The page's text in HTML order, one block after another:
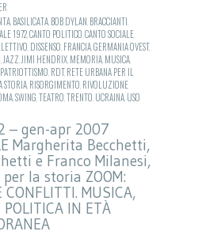
,BASILICATA,BOB DYLAN,BRACCIANTI,
1972,CANTO POLITICO,CANTO SOCIALE,
,DISSENSO,FRANCIA,GERMANIA OVEST,
,JAZZ,JIMI HENDRIX,MEMORIA,MUSICA,
PATRIOTTISMO,RDT,RETE URBANA PER IL
STORIA,RISORGIMENTO,RIVOLUZIONE
,SWING,TEATRO,TRENTO,UCRAINA,USO
– gen-apr 2007
Margherita Becchetti,
e Franco Milanesi,
la storia ZOOM:
CONFLITTI. MUSICA,
POLITICA IN ETÀ